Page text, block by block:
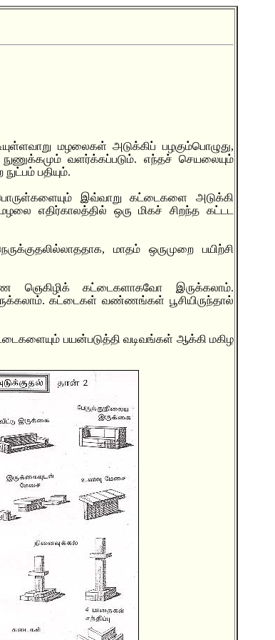
மழலைகள் அடுக்கிப் பழகும்பொழுது,
வளர்க்கப்படும். எந்தச் செயலையும்
பதியும்.
இவ்வாறு கட்டைகளை அடுக்கி
எதிர்காலத்தில் ஒரு மிகச் சிறந்த கட்டட
மாதம் ஒருமுறை பயிற்சி
கட்டைகளாகவோ இருக்கலாம்.
கட்டைகள் வண்ணங்கள் பூசியிருந்தால்
பயன்படுத்தி வடிவங்கள் ஆக்கி மகிழ